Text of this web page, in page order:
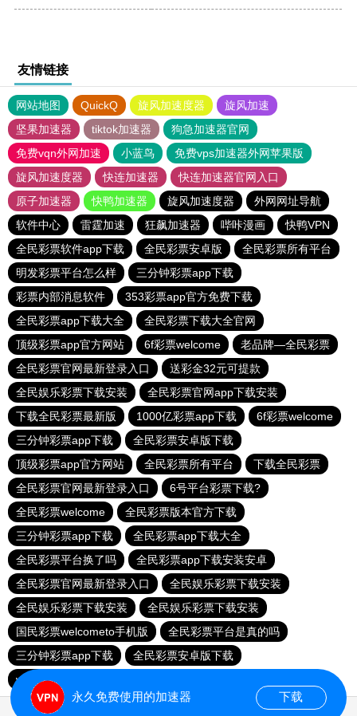
友情链接
网站地图 QuickQ 旋风加速度器
旋风加速
坚果加速器
tiktok加速器
狗急加速器官网
免费vqn外网加速
小蓝鸟
免费vps加速器外网苹果版
旋风加速度器
快连加速器
快连加速器官网入口
原子加速器
快鸭加速器 旋风加速度器
外网网址导航
软件中心
雷霆加速 狂飙加速器 哔咔漫画
快鸭VPN
全民彩票软件app下载
全民彩票安卓版
全民彩票所有平台
明发彩票平台怎么样
三分钟彩票app下载
彩票内部消息软件
353彩票app官方免费下载
全民彩票app下载大全
全民彩票下载大全官网
顶级彩票app官方网站
6f彩票welcome
老品牌—全民彩票
全民彩票官网最新登录入口
送彩金32元可提款
全民娱乐彩票下载安装
全民彩票官网app下载安装
下载全民彩票最新版
1000亿彩票app下载
6f彩票welcome
三分钟彩票app下载
全民彩票安卓版下载
顶级彩票app官方网站
全民彩票所有平台
下载全民彩票
全民彩票官网最新登录入口
6号平台彩票下载?
全民彩票welcome
全民彩票版本官方下载
三分钟彩票app下载
全民彩票app下载大全
全民彩票平台换了吗
全民彩票app下载安装安卓
全民彩票官网最新登录入口
全民娱乐彩票下载安装
全民娱乐彩票下载安装
全民娱乐彩票下载安装
国民彩票welcometo手机版
全民彩票平台是真的吗
三分钟彩票app下载
全民彩票安卓版下载
welcome大发购彩
永久免费使用的加速器 下载